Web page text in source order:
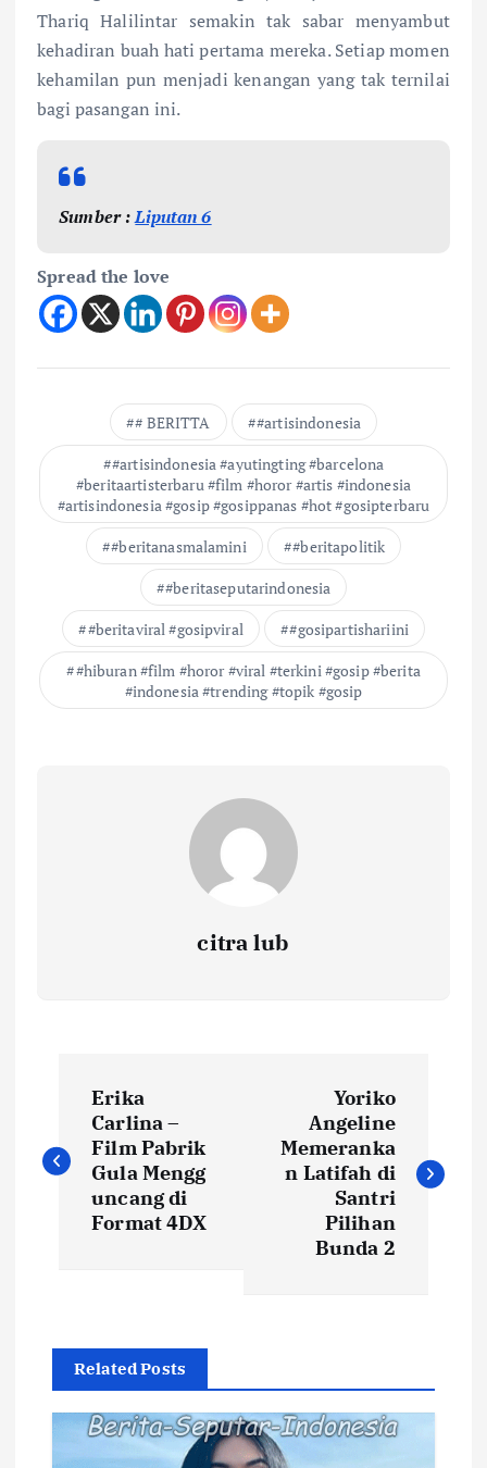
Thariq Halilintar semakin tak sabar menyambut
kehadiran buah hati pertama mereka. Setiap momen
kehamilan pun menjadi kenangan yang tak ternilai
bagi pasangan ini.
Sumber :Liputan 6
Spread the love
# BERITTA
#artisindonesia
#artisindonesia #ayutingting #barcelona
#beritaartisterbaru #film #horor #artis #indonesia
#artisindonesia #gosip #gosippanas #hot #gosipterbaru
#beritanasmalamini
#beritapolitik
#beritaseputarindonesia
#beritaviral #gosipviral
#gosipartishariini
#hiburan #film #horor #viral #terkini #gosip #berita
#indonesia #trending #topik #gosip
citra lub
a
v
a
s
Erika
Carlina –
Film Pabrik
Gula Mengg
uncang di
Format 4DX
Yoriko
Angeline
Memeranka
n Latifah di
Santri
Pilihan
Bunda 2
Related Posts